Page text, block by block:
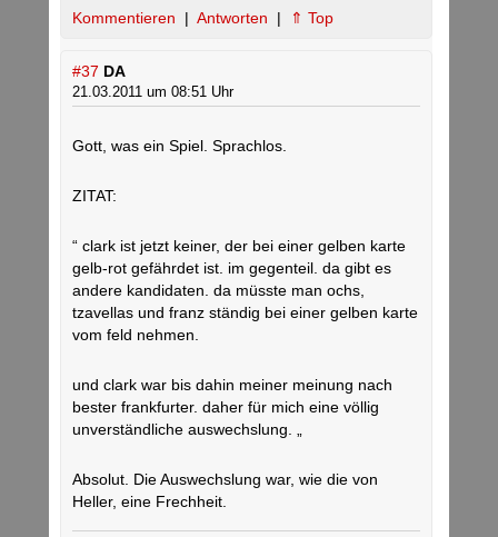
Kommentieren | Antworten | ⇑ Top
#37 DA
21.03.2011 um 08:51 Uhr
Gott, was ein Spiel. Sprachlos.
ZITAT:
“ clark ist jetzt keiner, der bei einer gelben karte
gelb-rot gefährdet ist. im gegenteil. da gibt es
andere kandidaten. da müsste man ochs,
tzavellas und franz ständig bei einer gelben karte
vom feld nehmen.
und clark war bis dahin meiner meinung nach
bester frankfurter. daher für mich eine völlig
unverständliche auswechslung. „
Absolut. Die Auswechslung war, wie die von
Heller, eine Frechheit.